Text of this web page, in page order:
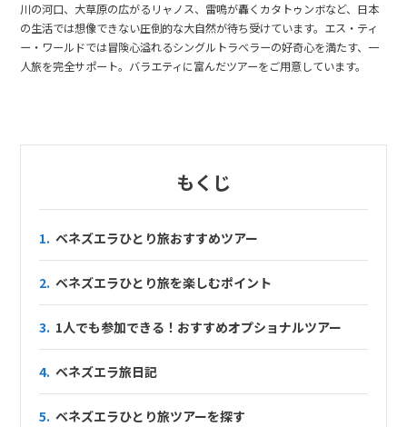
川の河口、大草原の広がるリャノス、雷鳴が轟くカタトゥンボなど、日本
の生活では想像できない圧倒的な大自然が待ち受けています。エス・ティ
ー・ワールドでは冒険心溢れるシングルトラベラーの好奇心を満たす、一
人旅を完全サポート。バラエティに富んだツアーをご用意しています。
もくじ
1. ベネズエラひとり旅おすすめツアー
2. ベネズエラひとり旅を楽しむポイント
3. 1人でも参加できる！おすすめオプショナルツアー
4. ベネズエラ旅日記
5. ベネズエラひとり旅ツアーを探す